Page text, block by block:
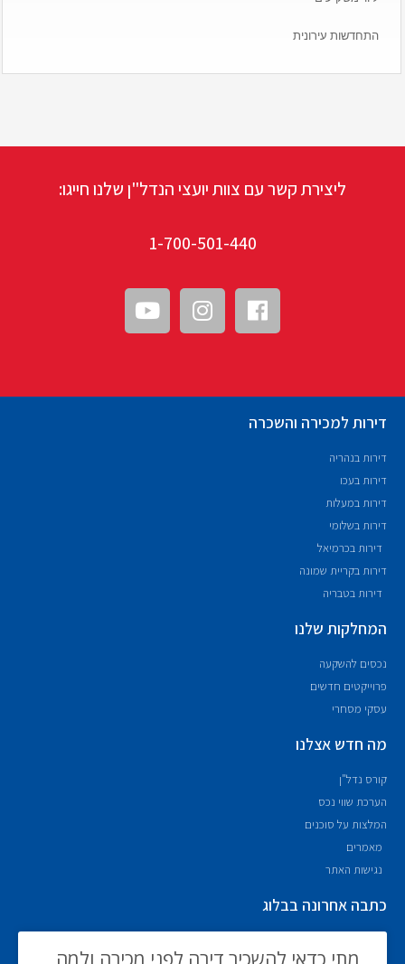
התחדשות עירונית
ליצירת קשר עם צוות יועצי הנדל"ן שלנו חייגו:
1-700-501-440
דירות למכירה והשכרה
דירות בנהריה
דירות בעכו
דירות במעלות
דירות בשלומי
דירות בכרמיאל
דירות בקריית שמונה
דירות בטבריה
המחלקות שלנו
נכסים להשקעה
פרוייקטים חדשים
עסקי מסחרי
מה חדש אצלנו
קורס נדל"ן
הערכת שווי נכס
המלצות על סוכנים
מאמרים
נגישות האתר
כתבה אחרונה בבלוג
מתי כדאי להשכיר דירה לפני מכירה ולמה